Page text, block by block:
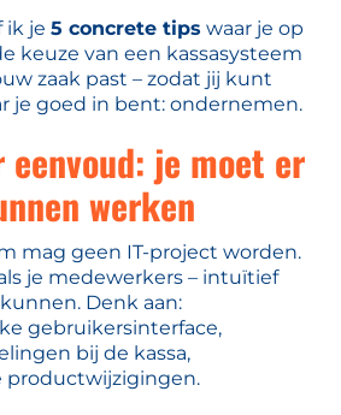
ik je 5 concrete tips waar je op
keuze van een kassasysteem
zaak past – zodat jij kunt
je goed in bent: ondernemen.
eenvoud: je moet er
werken
mag geen IT-project worden.
je medewerkers – intuïtief
Denk aan:
gebruikersinterface,
bij de kassa,
productwijzigingen.